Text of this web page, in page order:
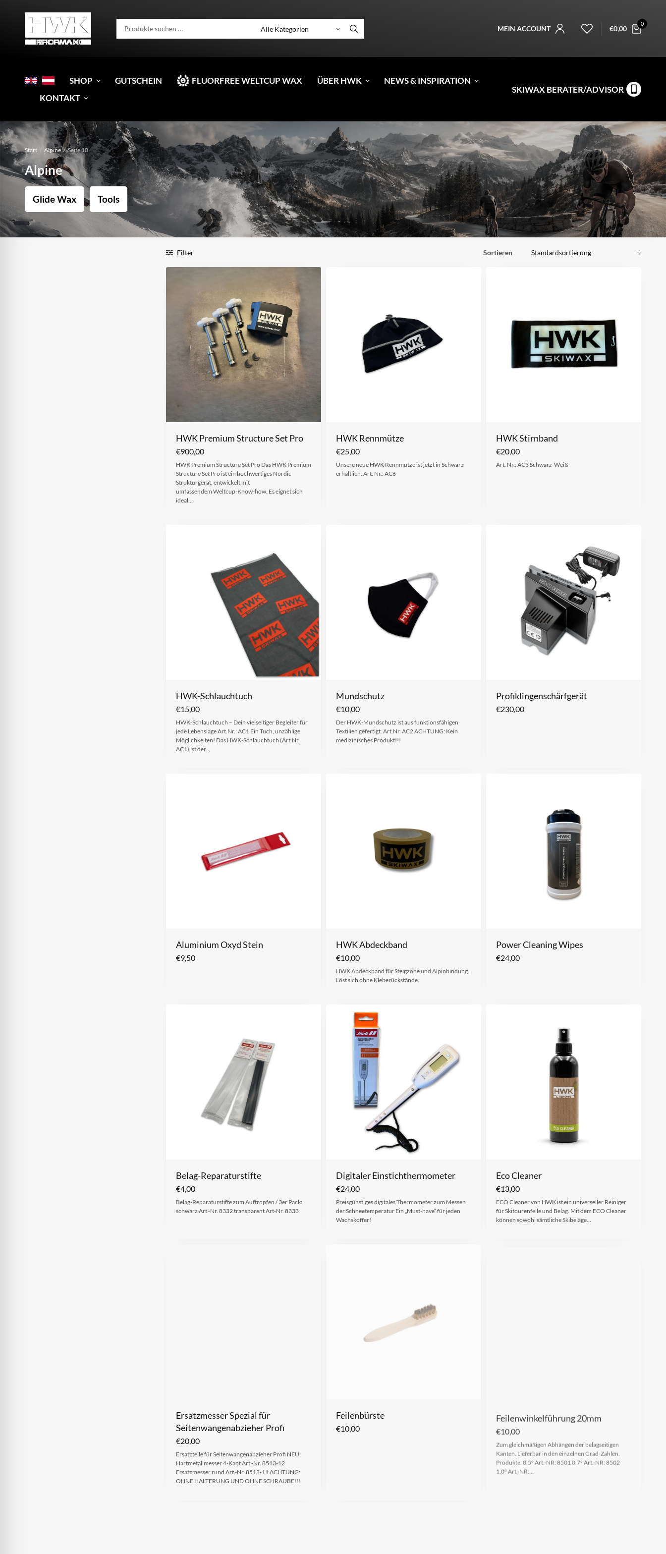
MEIN ACCOUNT €0,00
0
SHOP GUTSCHEIN FLUORFREE WELTCUP WAX ÜBER HWK
NEWS & INSPIRATION
KONTAKT
SKIWAX BERATER/ADVISOR
Start / Alpine / Seite 10
Alpine
Glide Wax Tools
Filter Sortieren
HWK Premium Structure Set Pro
€900,00
HWK Premium Structure Set Pro Das HWK Premium
Structure Set Pro ist ein hochwertiges Nordic-
Strukturgerät, entwickelt mit
umfassendem Weltcup-Know-how. Es eignet sich
ideal…
HWK Rennmütze
€25,00
Unsere neue HWK Rennmütze ist jetzt in Schwarz
erhältlich. Art. Nr.: AC6
HWK Stirnband
€20,00
Art. Nr.: AC3 Schwarz-Weiß
HWK-Schlauchtuch
€15,00
HWK-Schlauchtuch – Dein vielseitiger Begleiter für
jede Lebenslage Art.Nr.: AC1 Ein Tuch, unzählige
Möglichkeiten! Das HWK-Schlauchtuch (Art.Nr.
AC1) ist der…
Mundschutz
€10,00
Der HWK-Mundschutz ist aus funktionsfähigen
Textilien gefertigt. Art.Nr. AC2 ACHTUNG: Kein
medizinisches Produkt!!!
Profiklingenschärfgerät
€230,00
Aluminium Oxyd Stein
€9,50
HWK Abdeckband
€10,00
HWK Abdeckband für Steigzone und Alpinbindung.
Löst sich ohne Kleberückstände.
Power Cleaning Wipes
€24,00
Belag-Reparaturstifte
€4,00
Belag-Reparaturstifte zum Auftropfen / 3er Pack:
schwarz Art.-Nr. 8332 transparent Art-Nr. 8333
Digitaler Einstichthermometer
€24,00
Preisgünstiges digitales Thermometer zum Messen
der Schneetemperatur Ein „Must-have“ für jeden
Wachskoffer!
Eco Cleaner
€13,00
ECO Cleaner von HWK ist ein universeller Reiniger
für Skitourenfelle und Belag. Mit dem ECO Cleaner
können sowohl sämtliche Skibeläge…
Ersatzmesser Spezial für
Seitenwangenabzieher Profi
€20,00
Ersatzteile für Seitenwangenabzieher Profi NEU:
Hartmetallmesser 4-Kant Art.-Nr. 8513-12
Ersatzmesser rund Art.-Nr. 8513-11 ACHTUNG:
OHNE HALTERUNG UND OHNE SCHRAUBE!!!
Feilenbürste
€10,00
Feilenwinkelführung 20mm
€10,00
Zum gleichmäßigen Abhängen der belagseitigen
Kanten. Lieferbar in den einzelnen Grad-Zahlen.
Produkte: 0,5° Art.-NR: 8501 0,7° Art.-NR: 8502
1,0° Art.-NR:…